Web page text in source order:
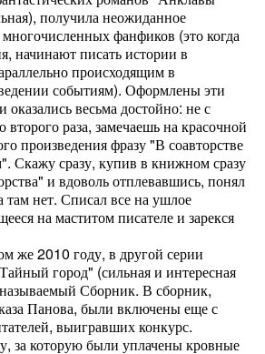
получила неожиданное
фанфиков (это когда
начинают писать истории в
происходящим в
событиям). Оформлены эти
оказались весьма достойно: не с
второго раза, замечаешь на красочной
произведения фразу "В соавторстве
Скажу сразу, купив в книжном сразу
и вдоволь отплевавшись, понял
там нет. Списал все на ушлое
на маститом писателе и зарекся
же 2010 году, в другой серии
город" (сильная и интересная
Сборник. В сборник,
Панова, были включены еще с
выигравших конкурс.
за которую были уплачены кровные